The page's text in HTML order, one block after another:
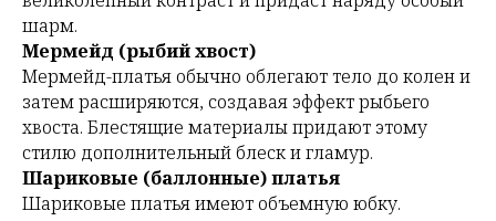
шарм.
Мермейд (рыбий хвост)
Мермейд-платья обычно облегают тело до колен и
затем расширяются, создавая эффект рыбьего
хвоста. Блестящие материалы придают этому
стилю дополнительный блеск и гламур.
Шариковые (баллонные) платья
Шариковые платья имеют объемную юбку.